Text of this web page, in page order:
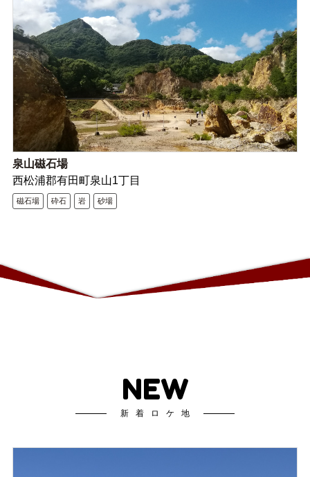
泉山磁石場
西松浦郡有田町泉山1丁目
磁石場 砕石 岩 砂場
NEW
新着ロケ地